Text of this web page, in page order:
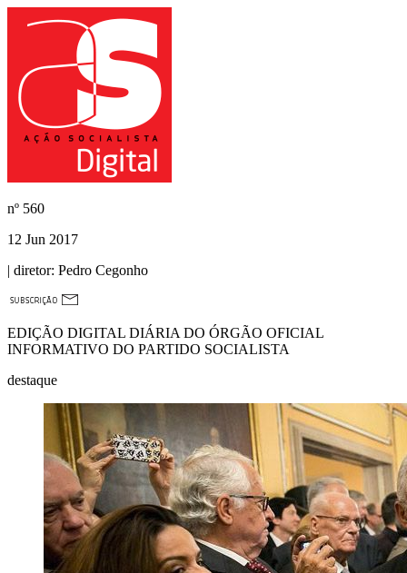
nº 560
12 Jun 2017
| diretor: Pedro Cegonho
EDIÇÃO DIGITAL DIÁRIA DO ÓRGÃO OFICIAL
INFORMATIVO DO PARTIDO SOCIALISTA
destaque